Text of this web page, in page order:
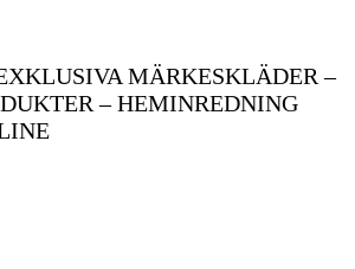
MÄRKESKLÄDER –
– HEMINREDNING